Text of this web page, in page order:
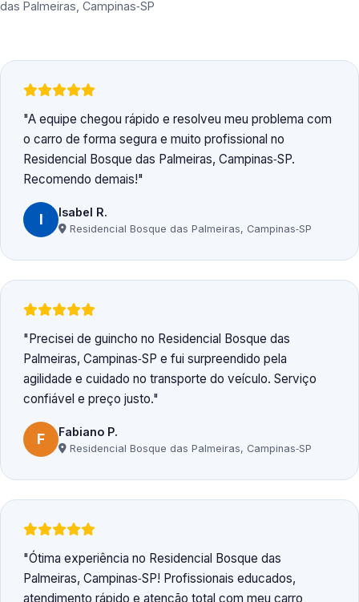
das Palmeiras, Campinas‑SP
A equipe chegou rápido e resolveu meu problema com
o carro de forma segura e muito profissional no
Residencial Bosque das Palmeiras, Campinas‑SP.
Recomendo demais!
I Isabel R.
Residencial Bosque das Palmeiras, Campinas‑SP
Precisei de guincho no Residencial Bosque das
Palmeiras, Campinas‑SP e fui surpreendido pela
agilidade e cuidado no transporte do veículo. Serviço
confiável e preço justo.
F Fabiano P.
Residencial Bosque das Palmeiras, Campinas‑SP
Ótima experiência no Residencial Bosque das
Palmeiras, Campinas‑SP! Profissionais educados,
atendimento rápido e atenção total com meu carro